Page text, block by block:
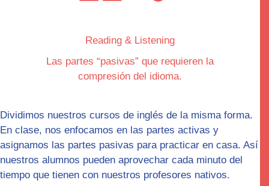
Reading & Listening
Las partes “pasivas” que requieren la
compresión del idioma.
Dividimos nuestros cursos de inglés de la misma forma.
En clase, nos enfocamos en las partes activas y
asignamos las partes pasivas para practicar en casa. Así
nuestros alumnos pueden aprovechar cada minuto del
tiempo que tienen con nuestros profesores nativos.